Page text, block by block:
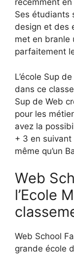
récemment
Ses étudiants
design et des
met en branle
parfaitement
L’école Sup
dans ce
Sup de Web
pour les
avez la
+ 3 en
même qu’un
Web
l’Ecole
Web School
grande école